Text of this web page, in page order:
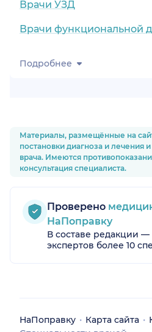
Врачи УЗД
Врачи функциональной
Подробнее
Материалы, размещённые на
постановки диагноза и лечения
врача. Имеются
консультация специалиста.
Проверено
НаПоправку
В составе редакции —
экспертов более 10
НаПоправку Карта сайта